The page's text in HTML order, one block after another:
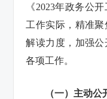
《2023年政务公
工作实际，精准
解读力度，加强
各项工作。
（一）主动公